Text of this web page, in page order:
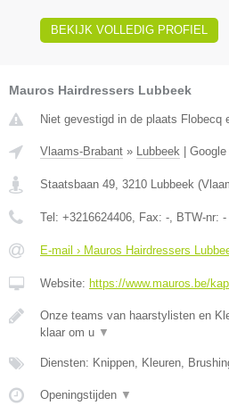
BEKIJK VOLLEDIG PROFIEL
Mauros Hairdressers Lubbeek
Niet gevestigd in de plaats Flobecq
Vlaams-Brabant » Lubbeek
Staatsbaan 49 3210 Lubbeek (
Tel: +3216624406 , Fax: - , BTW-nr: -
E-mail › Mauros Hairdressers
Website: https://www.mauros.be/
Onze teams van haarstylisten en
klaar om u ▼
Diensten: Knippen, Kleuren,
Openingstijden ▼